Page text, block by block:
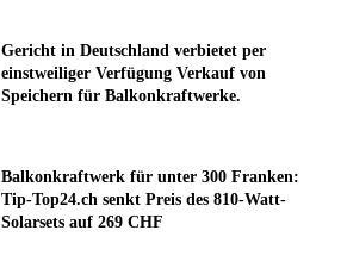
Gericht in Deutschland verbietet per
einstweiliger Verfügung Verkauf von
Speichern für Balkonkraftwerke.
Balkonkraftwerk für unter 300 Franken:
Tip-Top24.ch senkt Preis des 810-Watt-
Solarsets auf 269 CHF